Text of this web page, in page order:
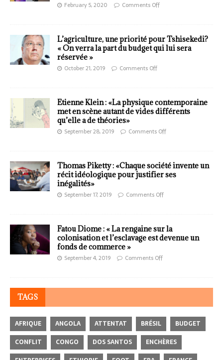
February 5, 2020 Comments Off
L’agriculture, une priorité pour Tshisekedi?
« On verra la part du budget qui lui sera
réservée »
October 21, 2019 Comments Off
Etienne Klein : «La physique contemporaine
met en scène autant de vides différents
qu’elle a de théories»
September 28, 2019 Comments Off
Thomas Piketty : «Chaque société invente un
récit idéologique pour justifier ses
inégalités»
September 17, 2019 Comments Off
Fatou Diome : « La rengaine sur la
colonisation et l’esclavage est devenue un
fonds de commerce »
September 4, 2019 Comments Off
TAGS
AFRIQUE ANGOLA ATTENTAT BRÉSIL
BUDGET
CONFLIT
CONGO DOS SANTOS
ENCHÈRES